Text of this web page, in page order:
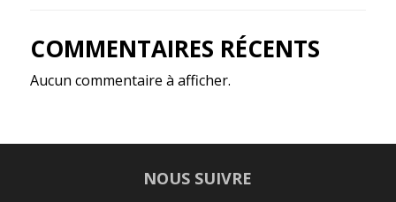
COMMENTAIRES RÉCENTS
Aucun commentaire à afficher.
NOUS SUIVRE